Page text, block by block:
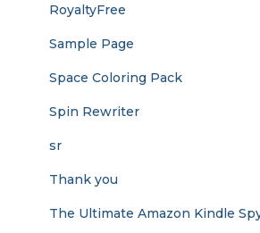
RoyaltyFree
Sample Page
Space Coloring Pack
Spin Rewriter
sr
Thank you
The Ultimate Amazon Kindle